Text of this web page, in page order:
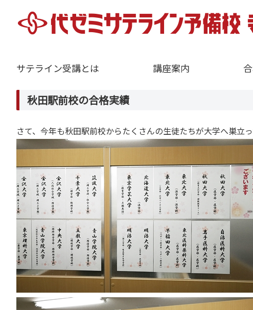
サテライン受講とは 講座案内
秋田駅前校の合格実績
さて、今年も秋田駅前校からたくさんの生徒たちが大学へ巣立